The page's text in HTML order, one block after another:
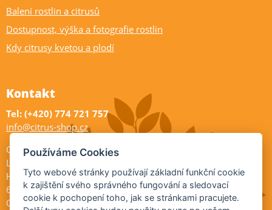
Balení rostlin a citrusů
Dostupnost, výška a fotografie rostlin
Kdy citrusy kvetou a plodí
Kontakt
Tel: (+420) 774 721 757
info@citrus-shop.cz
Citrus shop zahradnictví
Legionářů 2
Hodonín
695 01
Otevřeno:
Používáme Cookies
Tyto webové stránky používají základní funkční cookie
k zajištění svého správného fungování a sledovací
cookie k pochopení toho, jak se stránkami pracujete.